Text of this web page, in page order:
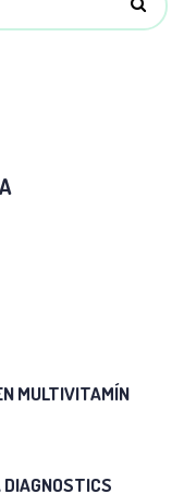
MULTIVITAMÍN
DIAGNOSTICS